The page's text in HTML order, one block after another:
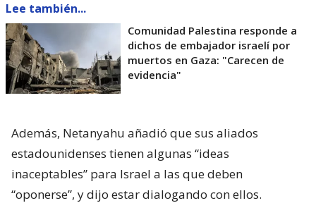
Lee también...
Comunidad Palestina responde a
dichos de embajador israelí por
muertos en Gaza: "Carecen de
evidencia"
Además, Netanyahu añadió que sus aliados
estadounidenses tienen algunas “ideas
inaceptables” para Israel a las que deben
“oponerse”, y dijo estar dialogando con ellos.